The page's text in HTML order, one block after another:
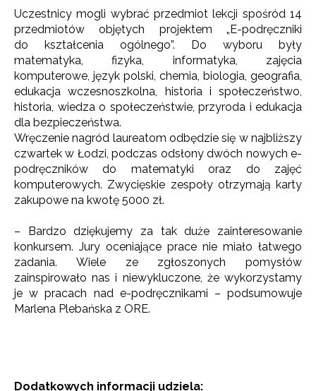
Uczestnicy mogli wybrać przedmiot lekcji spośród 14
przedmiotów objętych projektem „E-podręczniki
do kształcenia ogólnego”. Do wyboru były
matematyka, fizyka, informatyka, zajęcia
komputerowe, język polski, chemia, biologia, geografia,
edukacja wczesnoszkolna, historia i społeczeństwo,
historia, wiedza o społeczeństwie, przyroda i edukacja
dla bezpieczeństwa.
Wręczenie nagród laureatom odbędzie się w najbliższy
czwartek w Łodzi, podczas odsłony dwóch nowych e-
podręczników do matematyki oraz do zajęć
komputerowych. Zwycięskie zespoły otrzymają karty
zakupowe na kwotę 5000 zł.
– Bardzo dziękujemy za tak duże zainteresowanie
konkursem. Jury oceniające prace nie miało łatwego
zadania. Wiele ze zgłoszonych pomysłów
zainspirowało nas i niewykluczone, że wykorzystamy
je w pracach nad e-podręcznikami – podsumowuje
Marlena Plebańska z ORE.
Dodatkowych informacji udziela:
o szkoleniach i programach.